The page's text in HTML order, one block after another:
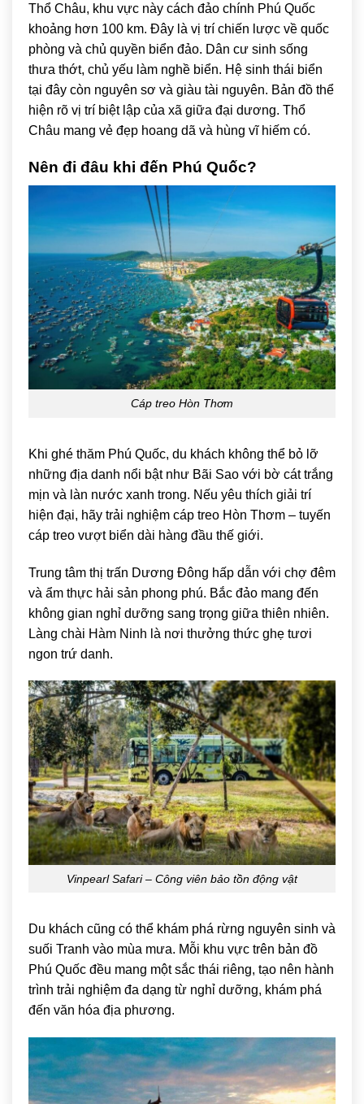
Thổ Châu, khu vực này cách đảo chính Phú Quốc
khoảng hơn 100 km. Đây là vị trí chiến lược về quốc
phòng và chủ quyền biển đảo. Dân cư sinh sống
thưa thớt, chủ yếu làm nghề biển. Hệ sinh thái biển
tại đây còn nguyên sơ và giàu tài nguyên. Bản đồ thể
hiện rõ vị trí biệt lập của xã giữa đại dương. Thổ
Châu mang vẻ đẹp hoang dã và hùng vĩ hiếm có.
Nên đi đâu khi đến Phú Quốc?
Cáp treo Hòn Thơm
Khi ghé thăm Phú Quốc, du khách không thể bỏ lỡ
những địa danh nổi bật như Bãi Sao với bờ cát trắng
mịn và làn nước xanh trong. Nếu yêu thích giải trí
hiện đại, hãy trải nghiệm cáp treo Hòn Thơm – tuyến
cáp treo vượt biển dài hàng đầu thế giới.
Trung tâm thị trấn Dương Đông hấp dẫn với chợ đêm
và ẩm thực hải sản phong phú. Bắc đảo mang đến
không gian nghỉ dưỡng sang trọng giữa thiên nhiên.
Làng chài Hàm Ninh là nơi thưởng thức ghẹ tươi
ngon trứ danh.
Vinpearl Safari – Công viên bảo tồn động vật
Du khách cũng có thể khám phá rừng nguyên sinh và
suối Tranh vào mùa mưa. Mỗi khu vực trên bản đồ
Phú Quốc đều mang một sắc thái riêng, tạo nên hành
trình trải nghiệm đa dạng từ nghỉ dưỡng, khám phá
đến văn hóa địa phương.